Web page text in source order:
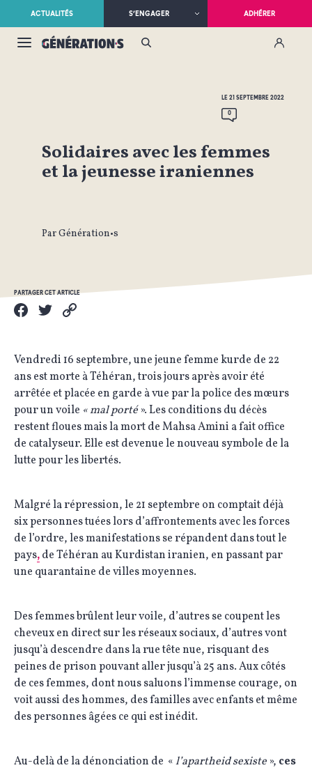
ACTUALITÉS S’ENGAGER ADHÉRER
LE 21 SEPTEMBRE 2022
0
Solidaires avec les femmes
et la jeunesse iraniennes
Par Génération•s
PARTAGER CET ARTICLE
Vendredi 16 septembre, une jeune femme kurde de 22
ans est morte à Téhéran, trois jours après avoir été
arrêtée et placée en garde à vue par la police des mœurs
pour un voile « mal porté». Les conditions du décès
restent floues mais la mort de Mahsa Amini a fait office
de catalyseur. Elle est devenue le nouveau symbole de la
lutte pour les libertés.
Malgré la répression, le 21 septembre on comptait déjà
six personnes tuées lors d’affrontements avec les forces
de l’ordre, les manifestations se répandent dans tout le
pays,de Téhéran au Kurdistan iranien, en passant par
une quarantaine de villes moyennes.
Des femmes brûlent leur voile, d’autres se coupent les
cheveux en direct sur les réseaux sociaux, d’autres vont
jusqu’à descendre dans la rue tête nue, risquant des
peines de prison pouvant aller jusqu’à 25 ans. Aux côtés
de ces femmes, dont nous saluons l’immense courage, on
voit aussi des hommes, des familles avec enfants et même
des personnes âgées ce qui est inédit.
Au-delà de la dénonciation de «l’apartheid sexiste », ces